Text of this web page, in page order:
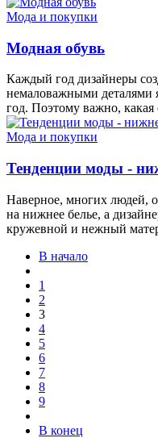
Мода и покупки
Модная обувь
Каждый год дизайнеры
немаловажными деталями
год. Поэтому важно, какая
Мода и покупки
Тенденции моды -
Наверное, многих людей,
на нижнее белье, а
кружевной и нежный
В начало
1
2
3
4
5
6
7
8
9
В конец